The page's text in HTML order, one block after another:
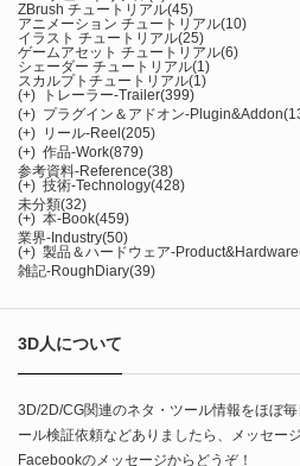
ZBrush チュートリアル(45)
アニメーション チュートリアル(10)
イラスト チュートリアル(25)
ゲームアセット チュートリアル(6)
シェーダー チュートリアル(1)
スカルプトチュートリアル(1)
(+)
トレーラー-Trailer(399)
(+) プラグイン＆アドオン-Plugin&Addon
(+) リール-Reel(205)
(+) 作品-Work(879)
参考資料-Reference(38)
(+) 技術-Technology(428)
未分類(32)
(+) 本-Book(459)
業界-Industry(50)
(+) 製品＆ハードウェア-Product&Hardware
雑記-RoughDiary(39)
3D人について
3D/2D/CG関連のネタ・ツール情報をほぼ
ール検証依頼などありましたら、メッセー
Facebookのメッセージからどうぞ！